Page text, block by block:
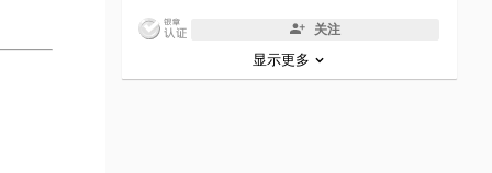
关注
显示更多